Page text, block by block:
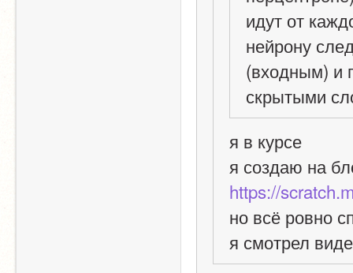
идут от
нейрону
(входным) и
скрытыми
я в курсе
https://
но всё ровно
я смотрел